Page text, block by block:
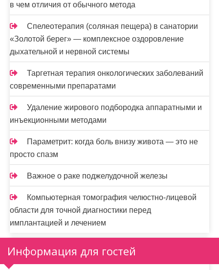
в чем отличия от обычного метода
Спелеотерапия (соляная пещера) в санатории
«Золотой берег» — комплексное оздоровление
дыхательной и нервной системы
Таргетная терапия онкологических заболеваний
современными препаратами
Удаление жирового подбородка аппаратными и
инъекционными методами
Параметрит: когда боль внизу живота — это не
просто спазм
Важное о раке поджелудочной железы
Компьютерная томография челюстно-лицевой
области для точной диагностики перед
имплантацией и лечением
Информация для гостей